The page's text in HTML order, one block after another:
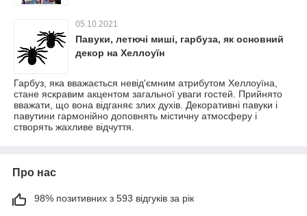
05.10.2021
Павуки, летючі миші, гарбуза, як основний
декор на Хеллоуїн
Гарбуз, яка вважається невід'ємним атрибутом Хеллоуїна,
стане яскравим акцентом загальної уваги гостей. Прийнято
вважати, що вона відганяє злих духів. Декоративні павуки і
павутини гармонійно доповнять містичну атмосферу і
створять жахливе відчуття.
Про нас
98% позитивних з 593 відгуків за рік